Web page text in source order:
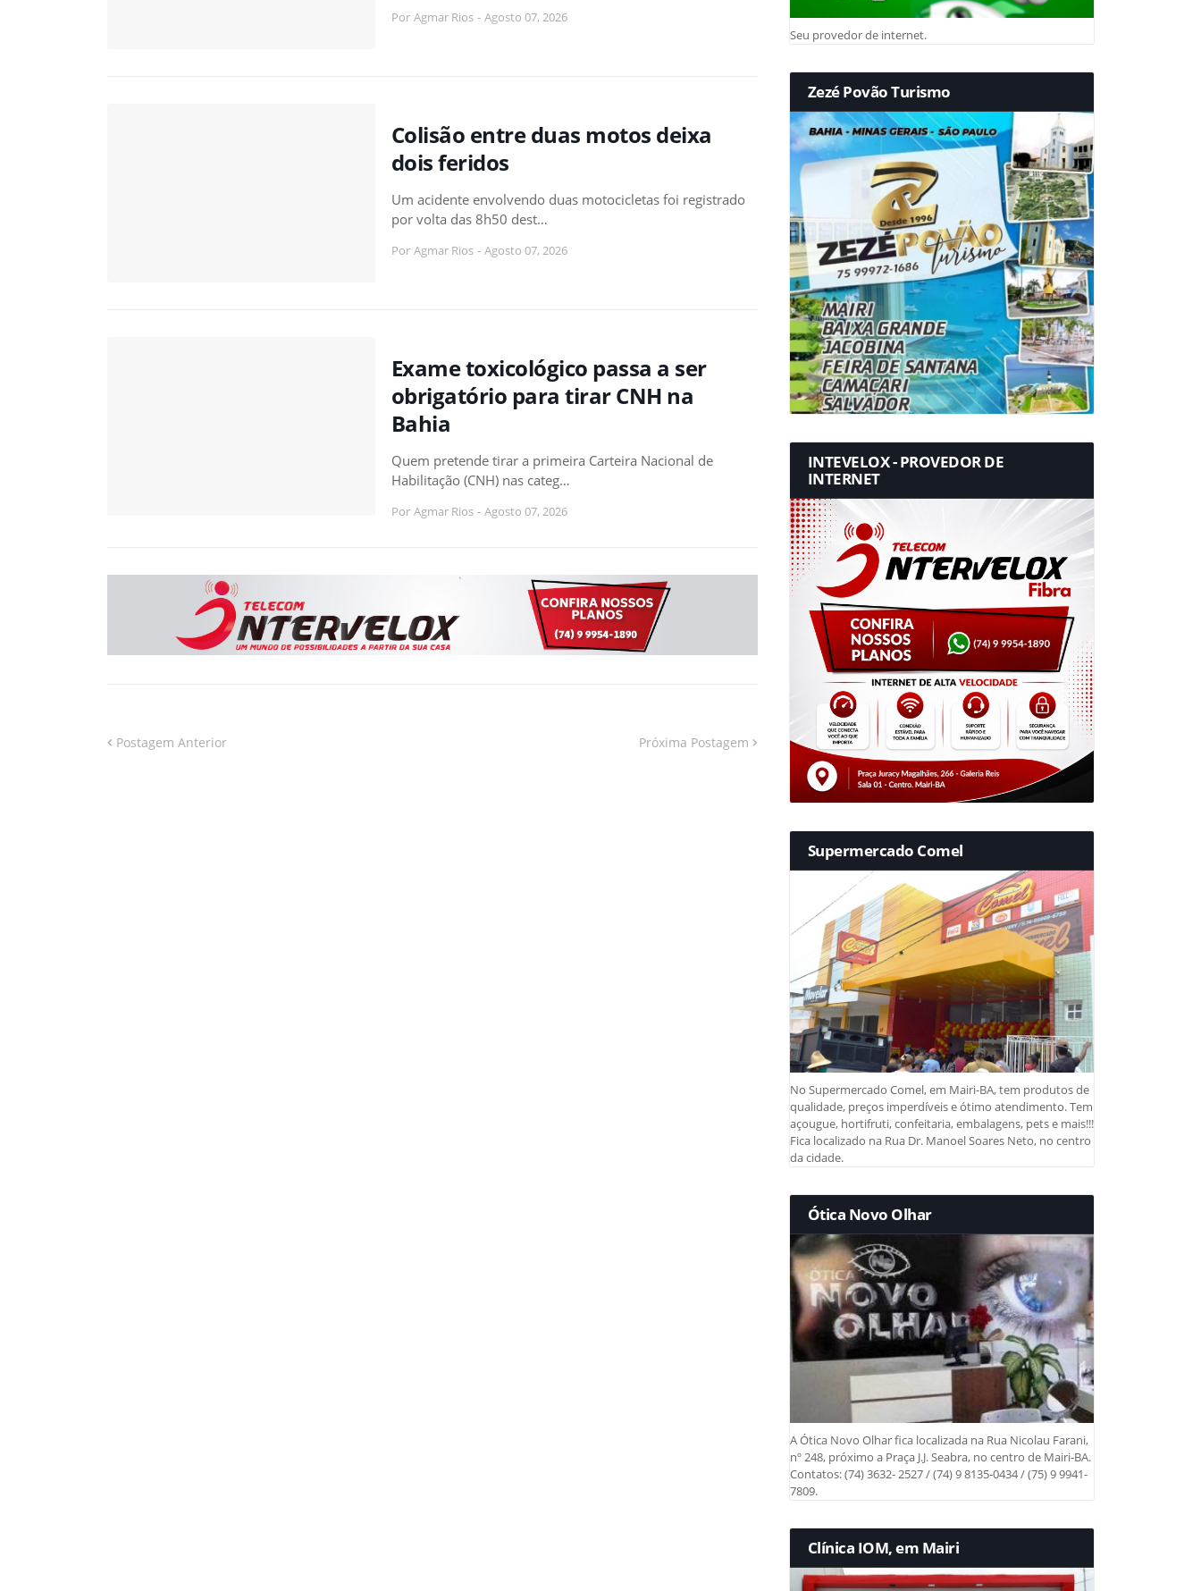
Por Agmar Rios - Agosto 07, 2026
Colisão entre duas motos deixa
dois feridos
Um acidente envolvendo duas motocicletas foi registrado
por volta das 8h50 dest…
Por Agmar Rios - Agosto 07, 2026
Exame toxicológico passa a ser
obrigatório para tirar CNH na
Bahia
Quem pretende tirar a primeira Carteira Nacional de
Habilitação (CNH) nas categ…
Por Agmar Rios - Agosto 07, 2026
Postagem Anterior Próxima Postagem
Seu provedor de internet.
Zezé Povão Turismo
INTEVELOX - PROVEDOR DE
INTERNET
Supermercado Comel
No Supermercado Comel, em Mairi-BA, tem produtos de
qualidade, preços imperdíveis e ótimo atendimento. Tem
açougue, hortifruti, confeitaria, embalagens, pets e mais!!!
Fica localizado na Rua Dr. Manoel Soares Neto, no centro
da cidade.
Ótica Novo Olhar
A Ótica Novo Olhar fica localizada na Rua Nicolau Farani,
nº 248, próximo a Praça J.J. Seabra, no centro de Mairi-BA.
Contatos: (74) 3632- 2527 / (74) 9 8135-0434 / (75) 9 9941-
7809.
Clínica IOM, em Mairi